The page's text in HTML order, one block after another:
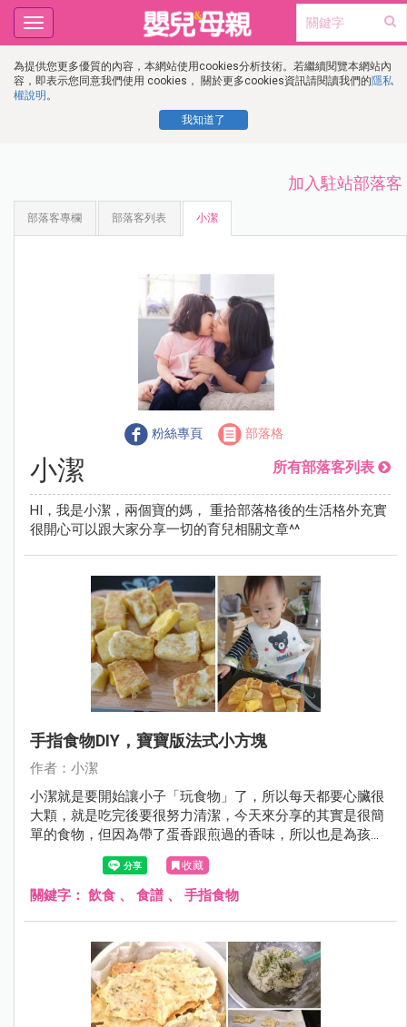
為提供您更多優質的內容，本網站使用cookies分析技術。若繼續閱覽本網站內
容，即表示您同意我們使用 cookies， 關於更多cookies資訊請閱讀我們的隱私
權說明 。
我知道了
Toggle
navigation
加入駐站部落客
部落客專欄 部落客列表 小潔
粉絲專頁 部落格
小潔 所有部落客列表
HI，我是小潔，兩個寶的媽， 重拾部落格後的生活格外充實
很開心可以跟大家分享一切的育兒相關文章^^
手指食物DIY，寶寶版法式小方塊
作者：小潔
小潔就是要開始讓小子「玩食物」了，所以每天都要心臟很
大顆，就是吃完後要很努力清潔，今天來分享的其實是很簡
單的食物，但因為帶了蛋香跟煎過的香味，所以也是為孩子
換換早餐口味，甚至拿來當點心都非常適合 。
收藏
關鍵字： 飲食 、 食譜 、 手指食物